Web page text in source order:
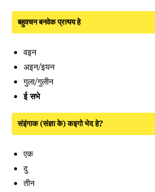
बहुवचन बनवेक प्रत्यय हे
वइन
अइन/इयन
गुला/गुलीन
ई सभे
संइंगाक (संज्ञा के) कइगो भेद हे?
एक
दु
तीन